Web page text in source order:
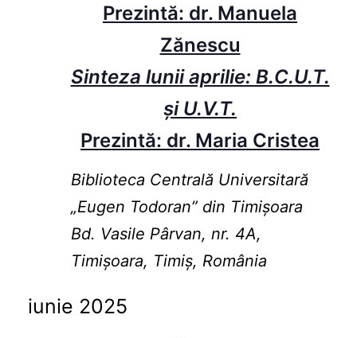
Prezintă: dr. Manuela
Zănescu
Sinteza lunii aprilie: B.C.U.T.
și U.V.T.
Prezintă: dr. Maria Cristea
Biblioteca Centrală Universitară
„Eugen Todoran” din Timişoara
Bd. Vasile Pârvan, nr. 4A,
Timișoara, Timiș, România
iunie 2025